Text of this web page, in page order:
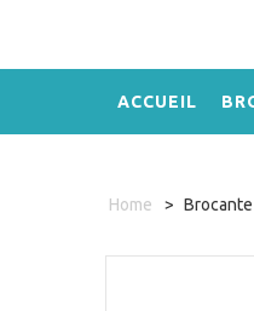
ACCUEIL
Home > Brocante